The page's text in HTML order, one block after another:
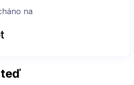
na
teď